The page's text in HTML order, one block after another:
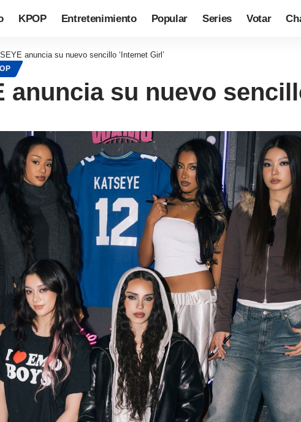
KPOP Entretenimiento Popular Series Votar
anuncia su nuevo sencillo ‘Internet Girl’
anuncia su nuevo